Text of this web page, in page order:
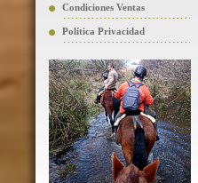
Condiciones Ventas
Política Privacidad